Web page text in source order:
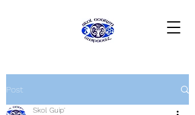
Post
Skol Guip'